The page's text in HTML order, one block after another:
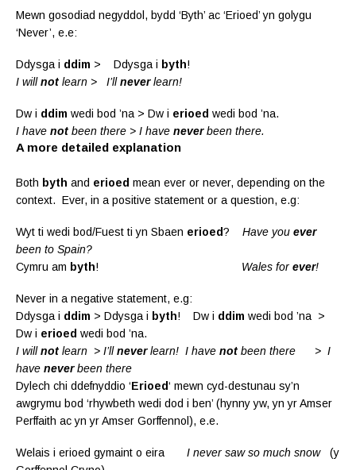
Mewn gosodiad negyddol, bydd ‘Byth’ ac ‘Erioed’ yn golygu
‘Never’, e.e:
Ddysga i ddim > Ddysga i byth!
I willnot learn > I’llneverlearn!
Dw i ddim wedi bod ’na > Dw i erioed wedi bod ’na.
I have not been there > I have neverbeen there.
A more detailed explanation
Both byth and erioed mean ever or never, depending on the
context. Ever, in a positive statement or a question, e.g:
Wyt ti wedi bod/Fuest ti yn Sbaen erioed? Have you ever
been to Spain?
Cymru am byth! Wales for ever!
Never in a negative statement, e.g:
Ddysga i ddim > Ddysga i byth! Dw i ddim wedi bod ’na >
Dw i erioed wedi bod ’na.
I willnot learn > I’llneverlearn! I have not been there > I
have neverbeen there
Dylech chi ddefnyddio ‘Erioed‘ mewn cyd-destunau sy’n
awgrymu bod ‘rhywbeth wedi dod i ben’ (hynny yw, yn yr Amser
Perffaith ac yn yr Amser Gorffennol), e.e.
Welais i erioed gymaint o eira I never saw so much snow(y